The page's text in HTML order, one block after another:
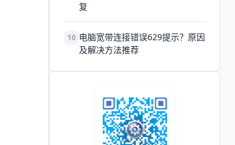
复
10 电脑宽带连接错误629提示？原因
及解决方法推荐